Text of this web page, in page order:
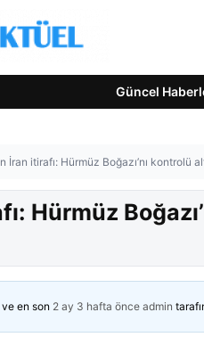
Güncel
İran itirafı: Hürmüz Boğazı’nı
Hürmüz
en son 2 ay 3 hafta önce admin